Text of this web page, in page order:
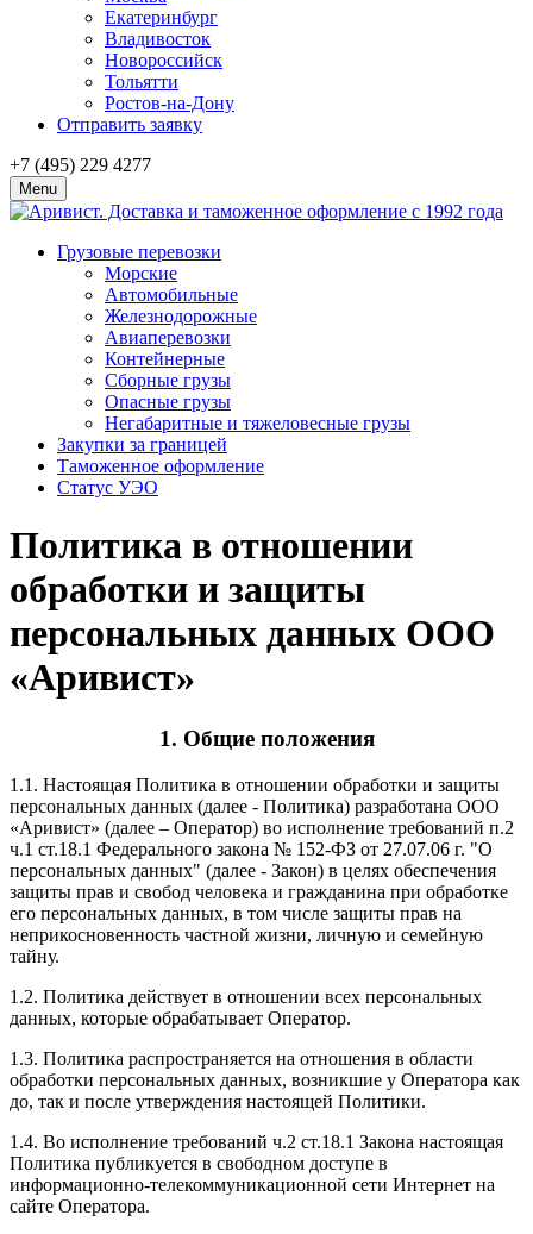
Екатеринбург
Владивосток
Новороссийск
Тольятти
Ростов-на-Дону
Отправить заявку
+7 (495) 229 4277
Menu
Грузовые перевозки
Морские
Автомобильные
Железно­дорожные
Авиаперевозки
Контейнерные
Сборные грузы
Опасные грузы
Негабаритные и тяжело­весные грузы
Закупки за границей
Таможенное оформление
Статус УЭО
Политика в отношении
обработки и защиты
персональных данных ООО
«Аривист»
1. Общие положения
1.1. Настоящая Политика в отношении обработки и защиты
персональных данных (далее - Политика) разработана ООО
«Аривист» (далее – Оператор) во исполнение требований п.2
ч.1 ст.18.1 Федерального закона № 152-ФЗ от 27.07.06 г. "О
персональных данных" (далее - Закон) в целях обеспечения
защиты прав и свобод человека и гражданина при обработке
его персональных данных, в том числе защиты прав на
неприкосновенность частной жизни, личную и семейную
тайну.
1.2. Политика действует в отношении всех персональных
данных, которые обрабатывает Оператор.
1.3. Политика распространяется на отношения в области
обработки персональных данных, возникшие у Оператора как
до, так и после утверждения настоящей Политики.
1.4. Во исполнение требований ч.2 ст.18.1 Закона настоящая
Политика публикуется в свободном доступе в
информационно-телекоммуникационной сети Интернет на
сайте Оператора.